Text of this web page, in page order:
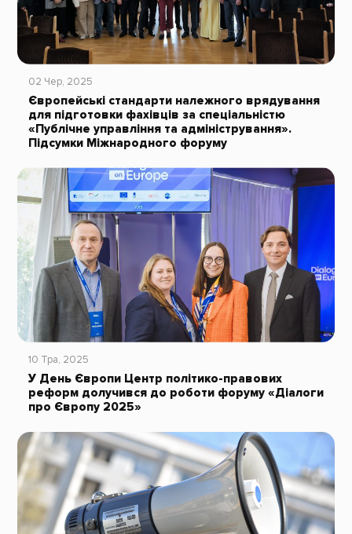
02 Чер, 2025
Європейські стандарти належного врядування
для підготовки фахівців за спеціальністю
«Публічне управління та адміністрування».
Підсумки Міжнародного форуму
10 Тра, 2025
У День Європи Центр політико-правових
реформ долучився до роботи форуму «Діалоги
про Європу 2025»